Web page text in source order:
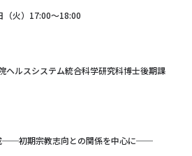
（火）17:00～18:00
ヘルスシステム統合科学研究科博士後期課
──初期宗教志向との関係を中心に──